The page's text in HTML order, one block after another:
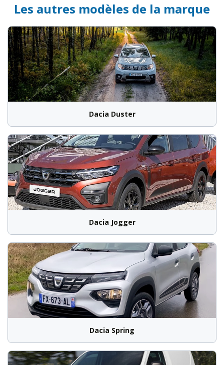
Les autres modèles de la marque
Dacia Duster
Dacia Jogger
Dacia Spring